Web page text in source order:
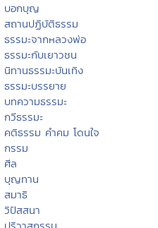
บอกบุญ
สถานปฏิบัติธรรม
ธรรมะจากหลวงพ่อ
ธรรมะกับเยาวชน
นิทานธรรมะบันเทิง
ธรรมะบรรยาย
บทความธรรมะ
กวีธรรมะ
คติธรรม คำคม โดนใจ
กรรม
ศีล
บุญทาน
สมาธิ
วิปัสสนา